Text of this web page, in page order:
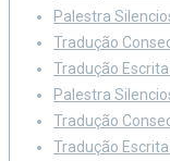
Palestra
Tradução
Tradução
Palestra
Tradução
Tradução